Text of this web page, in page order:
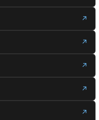
↗
↗
↗
↗
↗